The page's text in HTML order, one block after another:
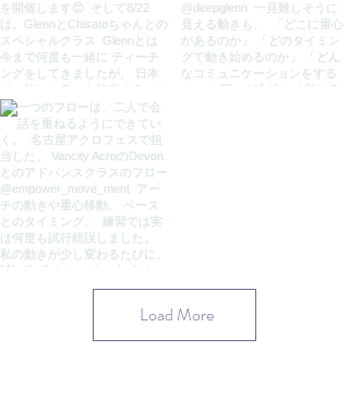
Load More